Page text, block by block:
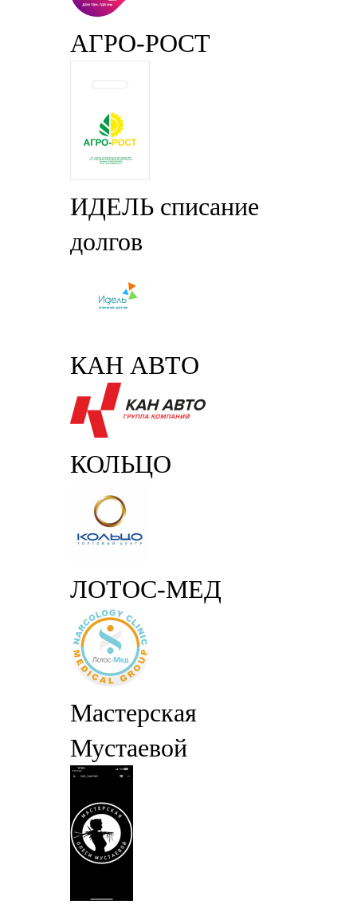
АГРО-РОСТ
ИДЕЛЬ списание
долгов
КАН АВТО
КОЛЬЦО
ЛОТОС-МЕД
Мастерская
Мустаевой